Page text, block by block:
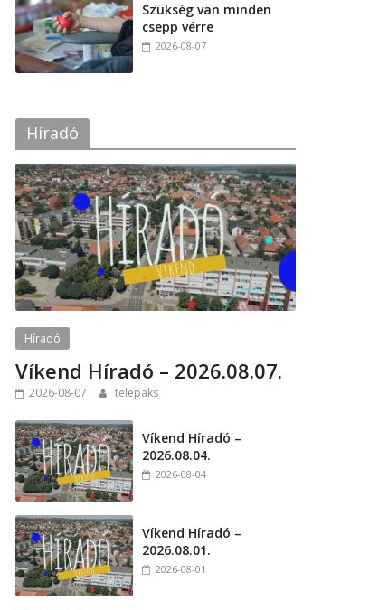
Szükség van minden
csepp vérre
2026-08-07
Híradó
Híradó
Víkend Híradó – 2026.08.07.
2026-08-07 telepaks
Víkend Híradó –
2026.08.04.
2026-08-04
Víkend Híradó –
2026.08.01.
2026-08-01